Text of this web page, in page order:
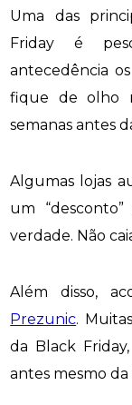
Uma das
Friday é
antecedência
fique de olho
semanas antes
Algumas lojas
um
verdade. Não
Além disso,
Prezunic.
da Black
antes mesmo da